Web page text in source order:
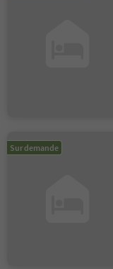
Sur demande